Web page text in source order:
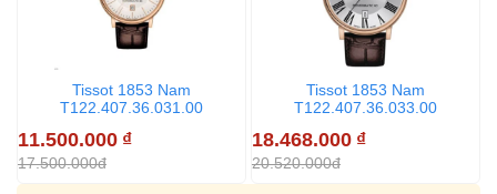
Tissot 1853 Nam
T122.407.36.031.00
11.500.000 ₫
17.500.000đ
Tissot 1853 Nam
T122.407.36.033.00
18.468.000 ₫
20.520.000đ